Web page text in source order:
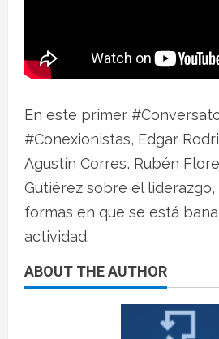
En este primer
#Conexionistas, Edgar
Agustín Corres, Rubén
Gutiérez sobre el
formas en que se está
actividad.
ABOUT THE AUTHOR